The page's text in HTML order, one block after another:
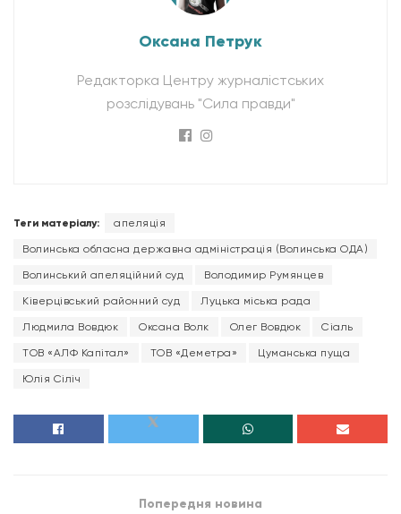
Оксана Петрук
Редакторка Центру журналістських
розслідувань "Сила правди"
Теги матеріалу: апеляція
Волинська обласна державна адміністрація (Волинська ОДА)
Волинський апеляційний суд Володимир Румянцев
Ківерцівський районний суд Луцька міська рада
Людмила Вовдюк Оксана Волк Олег Вовдюк Сіаль
ТОВ «АЛФ Капітал» ТОВ «Деметра» Цуманська пуща
Юлія Сіліч
Попередня новина